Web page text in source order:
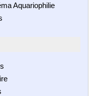
Aquariophilie